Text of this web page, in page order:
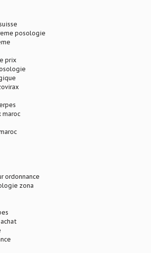
posologie
prix
maroc
ordonnance
zona